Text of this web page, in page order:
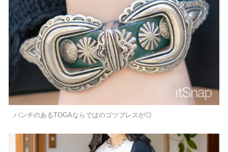
パンチのあるTOGAならではのゴツブレスが◎